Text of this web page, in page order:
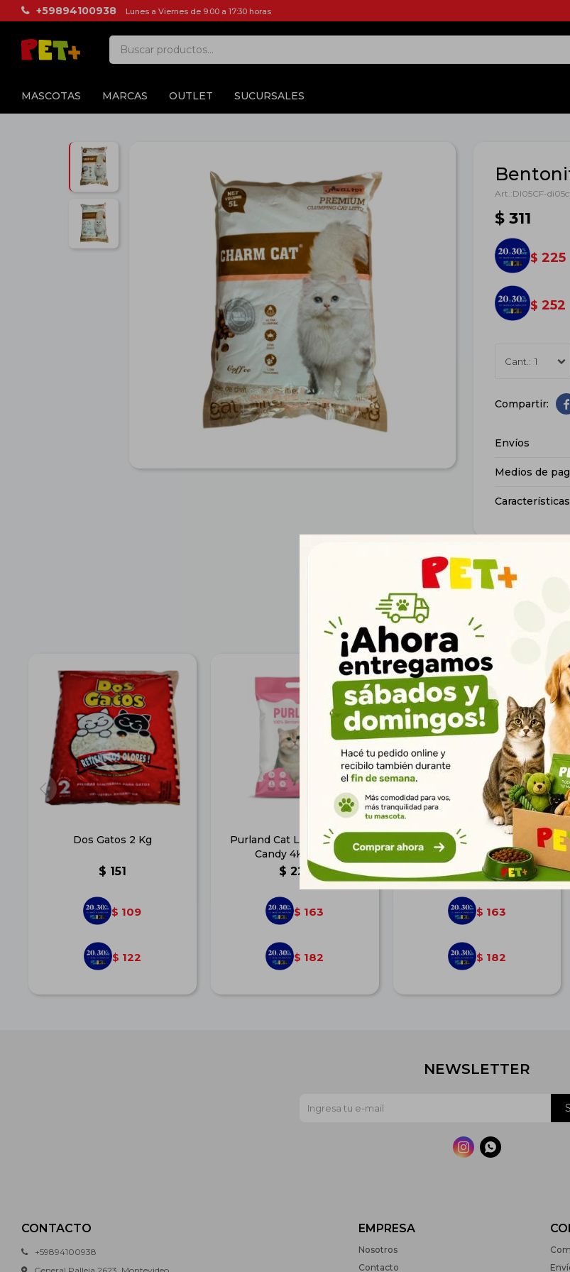
MASCOTAS MARCAS OUTLET SUCURSALES
+59894100938 Lunes a Viernes de 9:00 a 17:30 horas
DI05CF-
$ 311
$ 225
$ 252
1

Envíos
Medios de
Características
Productos que te pueden
Dos Gatos 2 Kg
$ 151
$ 109
$ 122
Purland Cat Litter Cotton
Candy 4Kg/5Lts
$ 225
$ 163
$ 182
Purland Cat Litter Limón
4Kg/5Lts
$ 225
$ 163
$ 182
CONTACTO
+59894100938
EMPRESA
Nosotros
Contacto
NEWSLETTER
 